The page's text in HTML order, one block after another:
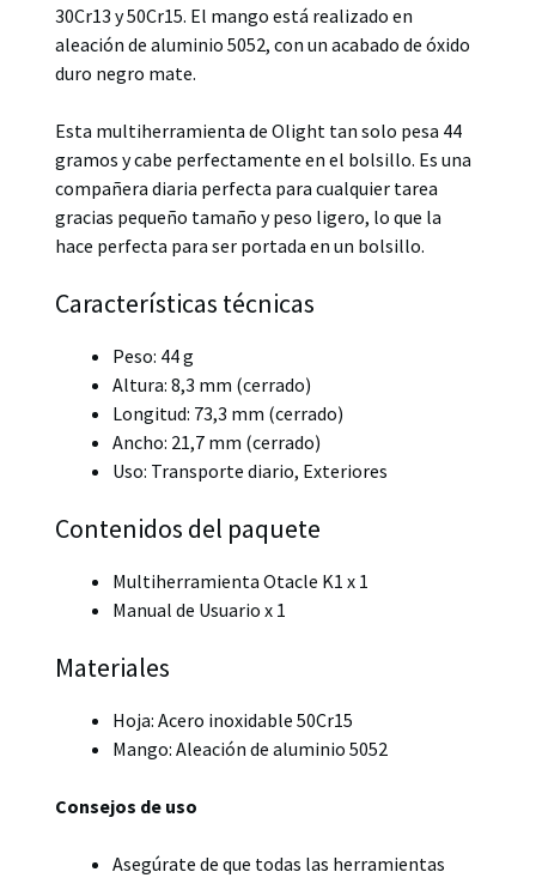
30Cr13 y 50Cr15. El mango está realizado en
aleación de aluminio 5052, con un acabado de óxido
duro negro mate.
Esta multiherramienta de Olight tan solo pesa 44
gramos y cabe perfectamente en el bolsillo. Es una
compañera diaria perfecta para cualquier tarea
gracias pequeño tamaño y peso ligero, lo que la
hace perfecta para ser portada en un bolsillo.
Características técnicas
Peso: 44 g
Altura: 8,3 mm (cerrado)
Longitud: 73,3 mm (cerrado)
Ancho: 21,7 mm (cerrado)
Uso: Transporte diario, Exteriores
Contenidos del paquete
Multiherramienta Otacle K1 x 1
Manual de Usuario x 1
Materiales
Hoja: Acero inoxidable 50Cr15
Mango: Aleación de aluminio 5052
Consejos de uso
Asegúrate de que todas las herramientas